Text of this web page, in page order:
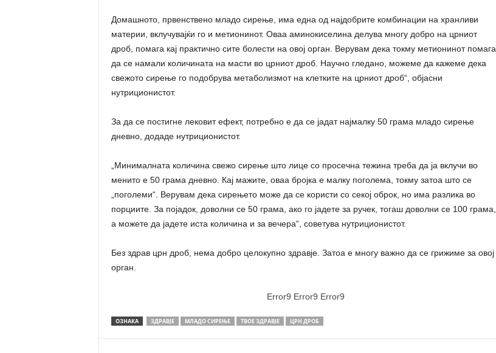
Домашното, првенствено младо сирење, има една од најдобрите комбинации на хранливи
материи, вклучувајќи го и метионинот. Оваа аминокиселина делува многу добро на црниот
дроб, помага кај практично сите болести на овој орган. Верувам дека токму метионинот помага
да се намали количината на масти во црниот дроб. Научно гледано, можеме да кажеме дека
свежото сирење го подобрува метаболизмот на клетките на црниот дроб“, објасни
нутриционистот.
За да се постигне лековит ефект, потребно е да се јадат најмалку 50 грама младо сирење
дневно, додаде нутриционистот.
„Минималната количина свежо сирење што лице со просечна тежина треба да ја вклучи во
менито е 50 грама дневно. Кај мажите, оваа бројка е малку поголема, токму затоа што се
„поголеми“. Верувам дека сирењето може да се користи со секој оброк, но има разлика во
порциите. За појадок, доволни се 50 грама, ако го јадете за ручек, тогаш доволни се 100 грама,
а можете да јадете иста количина и за вечера“, советува нутриционистот.
Без здрав црн дроб, нема добро целокупно здравје. Затоа е многу важно да се грижиме за овој
орган.
Error9 Error9 Error9
ОЗНАКА ЗДРАВЈЕ МЛАДО СИРЕЊЕ ТВОЕ ЗДРАВЈЕ ЦРН ДРОБ